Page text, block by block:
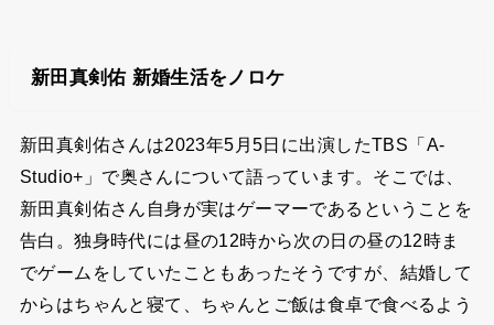
新田真剣佑 新婚生活をノロケ
新田真剣佑さんは2023年5月5日に出演したTBS「A-
Studio+」で奥さんについて語っています。そこでは、
新田真剣佑さん自身が実はゲーマーであるということを
告白。独身時代には昼の12時から次の日の昼の12時ま
でゲームをしていたこともあったそうですが、結婚して
からはちゃんと寝て、ちゃんとご飯は食卓で食べるよう